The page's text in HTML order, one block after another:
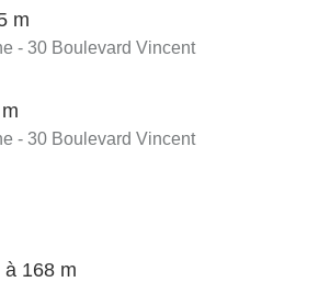
m
- 30 Boulevard Vincent
- 30 Boulevard Vincent
à 168 m